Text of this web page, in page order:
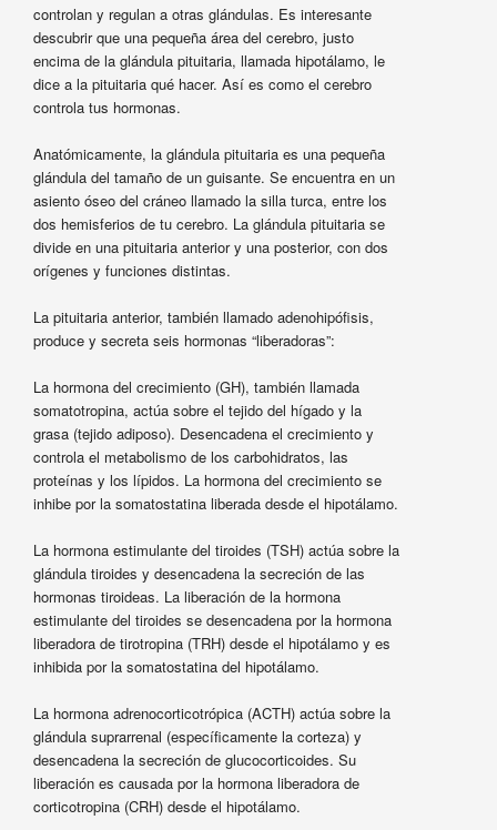
controlan y regulan a otras glándulas. Es interesante
descubrir que una pequeña área del cerebro, justo
encima de la glándula pituitaria, llamada hipotálamo, le
dice a la pituitaria qué hacer. Así es como el cerebro
controla tus hormonas.
Anatómicamente, la glándula pituitaria es una pequeña
glándula del tamaño de un guisante. Se encuentra en un
asiento óseo del cráneo llamado la silla turca, entre los
dos hemisferios de tu cerebro. La glándula pituitaria se
divide en una pituitaria anterior y una posterior, con dos
orígenes y funciones distintas.
La pituitaria anterior, también llamado adenohipófisis,
produce y secreta seis hormonas “liberadoras”:
La hormona del crecimiento (GH), también llamada
somatotropina, actúa sobre el tejido del hígado y la
grasa (tejido adiposo). Desencadena el crecimiento y
controla el metabolismo de los carbohidratos, las
proteínas y los lípidos. La hormona del crecimiento se
inhibe por la somatostatina liberada desde el hipotálamo.
La hormona estimulante del tiroides (TSH) actúa sobre la
glándula tiroides y desencadena la secreción de las
hormonas tiroideas. La liberación de la hormona
estimulante del tiroides se desencadena por la hormona
liberadora de tirotropina (TRH) desde el hipotálamo y es
inhibida por la somatostatina del hipotálamo.
La hormona adrenocorticotrópica (ACTH) actúa sobre la
glándula suprarrenal (específicamente la corteza) y
desencadena la secreción de glucocorticoides. Su
liberación es causada por la hormona liberadora de
corticotropina (CRH) desde el hipotálamo.